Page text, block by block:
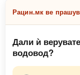
Рацин.мк ве
Дали ѝ
водовод?